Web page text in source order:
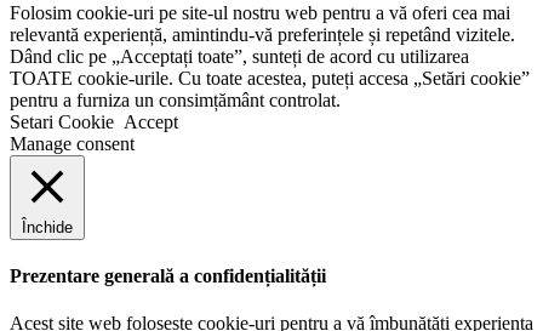
Folosim cookie-uri pe site-ul nostru web pentru a vă oferi cea mai
relevantă experiență, amintindu-vă preferințele și repetând vizitele.
Dând clic pe „Acceptați toate”, sunteți de acord cu utilizarea
TOATE cookie-urile. Cu toate acestea, puteți accesa „Setări cookie”
pentru a furniza un consimțământ controlat.
Setari Cookie Accept
Manage consent
Închide
Prezentare generală a confidențialității
Acest site web folosește cookie-uri pentru a vă îmbunătăți experiența